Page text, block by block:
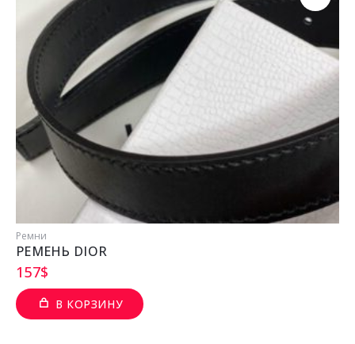
Ремни
РЕМЕНЬ DIOR
157$
В КОРЗИНУ